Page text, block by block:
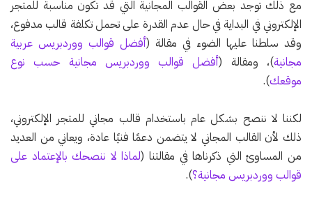
مع ذلك توجد بعض القوالب المجانية التي قد تكون مناسبة للمتجر
الإلكتروني في البداية في حال عدم القدرة على تحمل تكلفة قالب مدفوع،
وقد سلطنا عليها الضوء في مقالة (أفضل قوالب ووردبريس عربية
مجانية)، ومقالة (أفضل قوالب ووردبريس مجانية حسب نوع
موقعك).
لكننا لا ننصح بشكل عام باستخدام قالب مجاني للمتجر الإلكتروني،
ذلك لأن القالب المجاني لا يتضمن دعمًا فنيًا عادة، ويعاني من العديد
من المساوئ التي ذكرناها في مقالتنا (لماذا لا ننصحك بالإعتماد على
قوالب ووردبريس مجانية؟).